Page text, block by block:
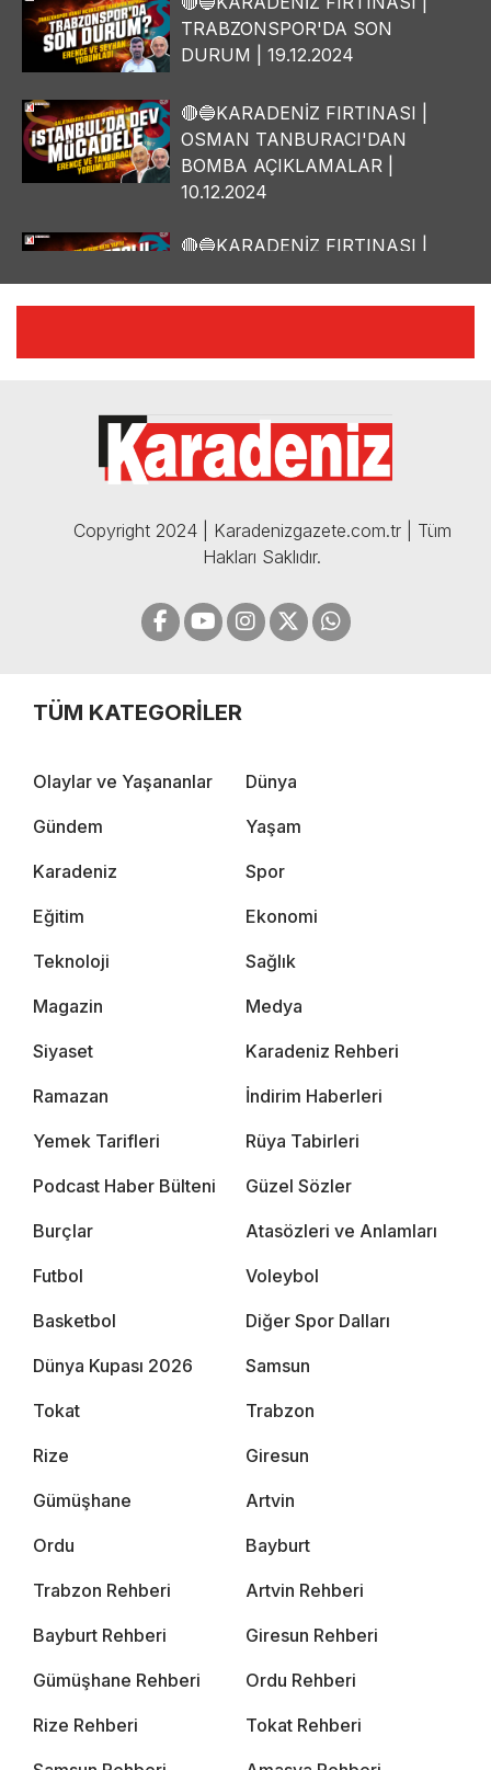
TRABZONSPOR'DA SON
DURUM | 19.12.2024
🔴🔵KARADENİZ FIRTINASI |
OSMAN TANBURACI'DAN
BOMBA AÇIKLAMALAR |
10.12.2024
🔴🔵KARADENİZ FIRTINASI |
🔴🔵KARADENİZ FIRTINASI |
05.12.2024
Copyright 2024 | Karadenizgazete.com.tr | Tüm
Hakları Saklıdır.
TÜM KATEGORİLER
Olaylar ve Yaşananlar Dünya
Gündem Yaşam
Karadeniz Spor
Eğitim Ekonomi
Teknoloji Sağlık
Magazin Medya
Siyaset Karadeniz Rehberi
Ramazan İndirim Haberleri
Yemek Tarifleri Rüya Tabirleri
Podcast Haber Bülteni Güzel Sözler
Burçlar Atasözleri ve Anlamları
Futbol Voleybol
Basketbol Diğer Spor Dalları
Dünya Kupası 2026 Samsun
Tokat Trabzon
Rize Giresun
Gümüşhane Artvin
Ordu Bayburt
Trabzon Rehberi Artvin Rehberi
Bayburt Rehberi Giresun Rehberi
Gümüşhane Rehberi Ordu Rehberi
Rize Rehberi Tokat Rehberi